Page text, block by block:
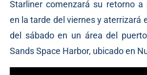
Starliner comenzará su retorno a
en la tarde del viernes y aterrizará
del sábado en un área del
Sands Space Harbor, ubicado en